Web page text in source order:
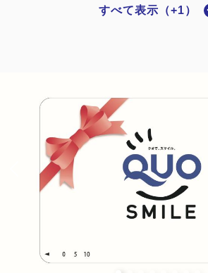
喫煙 15.00m
ダブルサイズ / 幅131-150cm×1
Wi-Fiあり（無料）
すべて表示（+1）